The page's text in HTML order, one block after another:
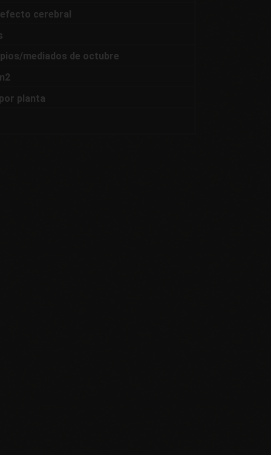
cerebral
mediados de octubre
planta